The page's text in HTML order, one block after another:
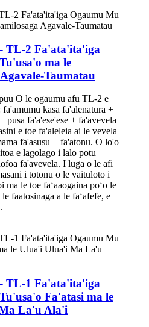
TL-2 Fa'ata'ita'iga
ma le
Taumatau
O le ogaumu afu TL-2 e
kasa fa'alenatura +
pusa fa'a'ese'ese + fa'avevela
e toe fa'aleleia ai le vevela
fa'asusu + fa'atonu. O lo'o
e lagolago i lalo potu
fa'avevela. I luga o le afi
i totonu o le vaituloto i
ma le toe faʻaaogaina poʻo le
faatosinaga a le faʻafefe, e
TL-1 Fa'ata'ita'iga
Fa'atasi ma le
La'u Ala'i